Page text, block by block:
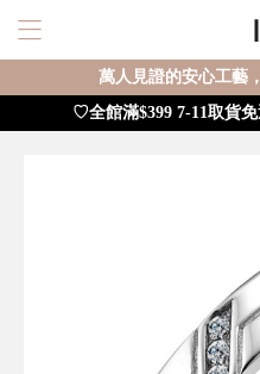
萬人見證的安心工藝
♡全館滿$399 7-11取貨